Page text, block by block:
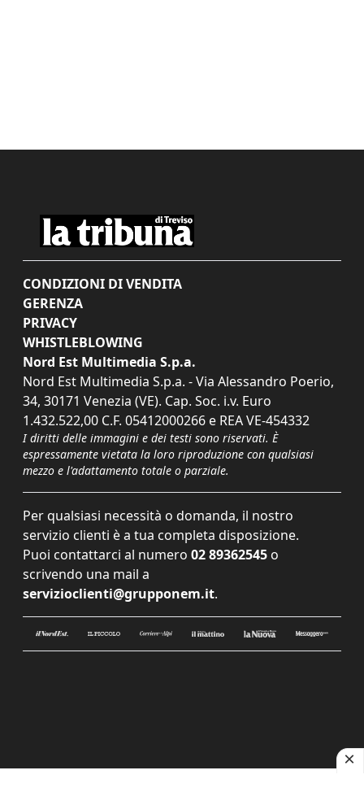
CONDIZIONI DI VENDITA
GERENZA
PRIVACY
WHISTLEBLOWING
Nord Est Multimedia S.p.a.
Nord Est Multimedia S.p.a. - Via Alessandro Poerio,
34, 30171 Venezia (VE). Cap. Soc. i.v. Euro
1.432.522,00 C.F. 05412000266 e REA VE-454332
I diritti delle immagini e dei testi sono riservati. È
espressamente vietata la loro riproduzione con qualsiasi
mezzo e l'adattamento totale o parziale.
Per qualsiasi necessità o domanda, il nostro
servizio clienti è a tua completa disposizione.
Puoi contattarci al numero 02 89362545 o
scrivendo una mail a
servizioclienti@grupponem.it.